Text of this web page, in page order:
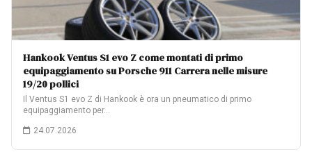
Hankook Ventus S1 evo Z come montati di primo
equipaggiamento su Porsche 911 Carrera nelle misure
19/20 pollici
Il Ventus S1 evo Z di Hankook è ora un pneumatico di primo
equipaggiamento per…
24.07.2026